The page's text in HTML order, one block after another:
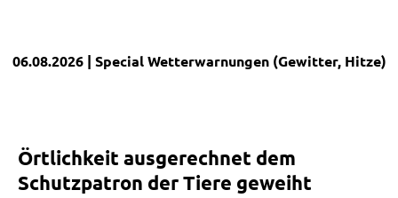
06.08.2026 | SpecialWetterwarnungen (Gewitter, Hitze)
Örtlichkeit ausgerechnet dem
Schutzpatron der Tiere geweiht